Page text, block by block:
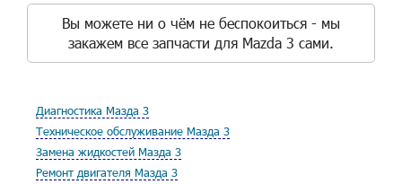
Вы можете ни о чём не беспокоиться - мы
закажем все запчасти для Mazda 3 сами.
Диагностика Мазда 3
Техническое обслуживание Мазда 3
Замена жидкостей Мазда 3
Ремонт двигателя Мазда 3